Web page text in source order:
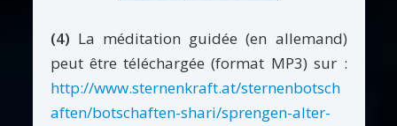
(4) La méditation guidée (en allemand)
peut être téléchargée (format MP3) sur :
http://www.sternenkraft.at/sternenbotsch
aften/botschaften-shari/sprengen-alter-